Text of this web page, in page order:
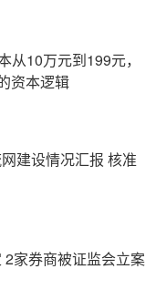
从10万元到199元，
资本逻辑
建设情况汇报 核准
家券商被证监会立案